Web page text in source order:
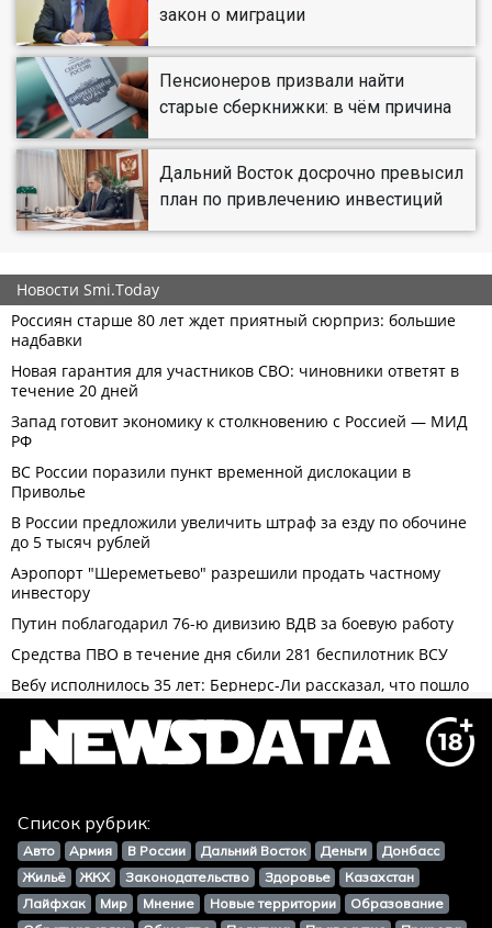
закон о миграции
Пенсионеров призвали найти
старые сберкнижки: в чём причина
Дальний Восток досрочно превысил
план по привлечению инвестиций
Список рубрик:
Авто Армия В России Дальний Восток Деньги
Донбасс
Жильё
ЖКХ Законодательство Здоровье
Казахстан
Лайфхак
Мир Мнение Новые территории
Образование